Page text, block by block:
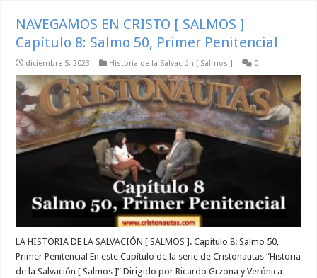
NAVEGAMOS EN CRISTO [ SALMOS ]
Capítulo 8: Salmo 50, Primer Penitencial
diciembre 5, 2023 Historia de la Salvación [ Salmos ] 0
LA HISTORIA DE LA SALVACIÓN [ SALMOS ]. Capítulo 8: Salmo 50,
Primer Penitencial En este Capítulo de la serie de Cristonautas “Historia
de la Salvación [ Salmos ]” Dirigido por Ricardo Grzona y Verónica